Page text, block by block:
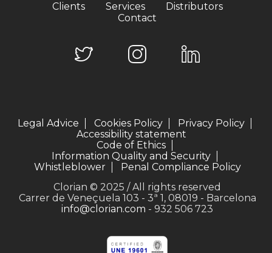
Clients Services
Distributors
Contact
Legal Advice Cookies Policy
Privacy Policy
Accessibility statement
Code of Ethics
Information Quality and Security
Whistleblower
Penal Compliance Policy
Clorian © 2025 / All rights reserved
Carrer de Veneçuela 103 - 3ª 1, 08019 - Barcelona
info@clorian.com - 932 506 723